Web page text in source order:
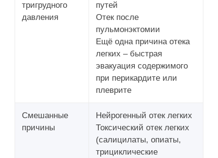
тригрудного
давления
путей
Отек после
пульмонэктомии
Ещё одна причина отека
легких – быстрая
эвакуация содержимого
при перикардите или
плев­рите
Смешанные
причины
Нейрогенный отек легких
Токсический отек легких
(салицилаты, опиаты,
трициклические